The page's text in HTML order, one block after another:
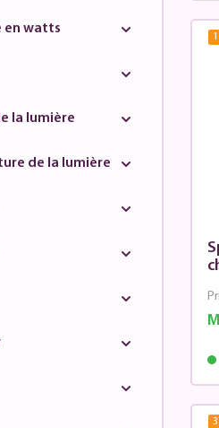
en watts
la lumière
de la lumière